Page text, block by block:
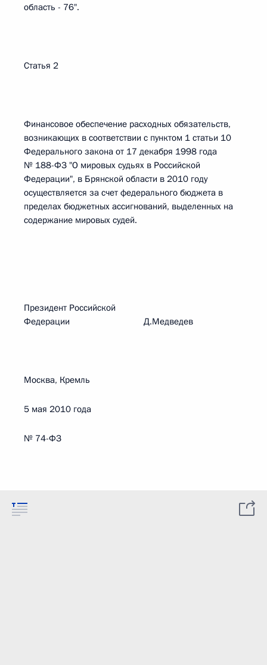
область - 76".
Статья 2
Финансовое обеспечение расходных обязательств,
возникающих в соответствии с пунктом 1 статьи 10
Федерального закона от 17 декабря 1998 года
№ 188-ФЗ "О мировых судьях в Российской
Федерации", в Брянской области в 2010 году
осуществляется за счет федерального бюджета в
пределах бюджетных ассигнований, выделенных на
содержание мировых судей.
Президент Российской
Федерации Д.Медведев
Москва, Кремль
5 мая 2010 года
№ 74-ФЗ